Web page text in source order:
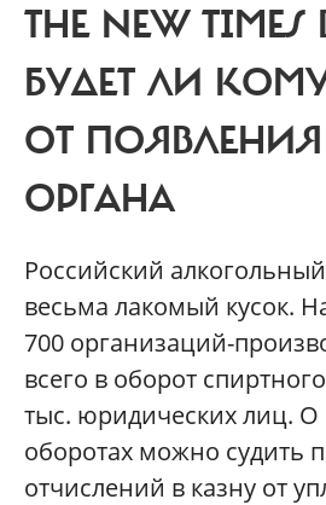
THE NEW
БУДЕТ ЛИ
ОТ
ОРГАНА
Российский
весьма лакомый кусок.
700 организаций-
всего в оборот
тыс. юридических лиц.
оборотах можно судить
отчислений в казну от